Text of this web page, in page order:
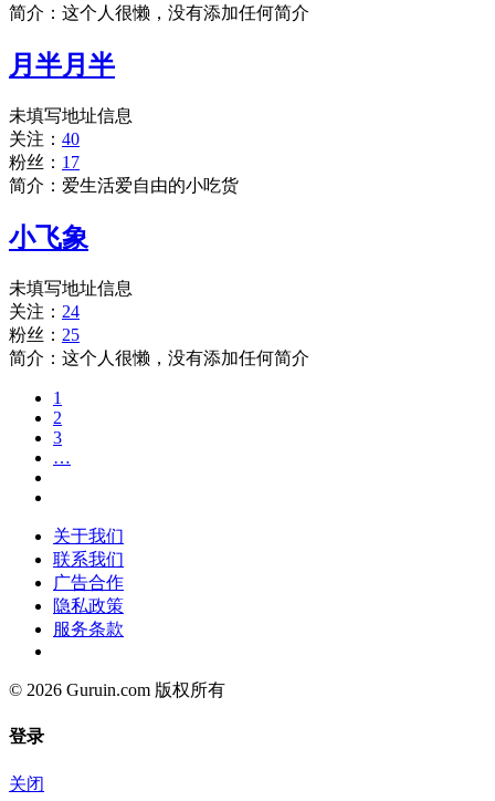
简介：这个人很懒，没有添加任何简介
月半月半
未填写地址信息
关注： 40
粉丝： 17
简介：爱生活爱自由的小吃货
小飞象
未填写地址信息
关注： 24
粉丝： 25
简介：这个人很懒，没有添加任何简介
1
2
3
…
关于我们
联系我们
广告合作
隐私政策
服务条款
© 2026 Guruin.com 版权所有
登录
关闭